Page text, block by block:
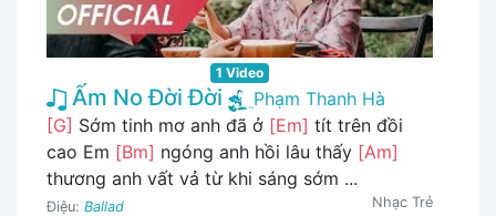
1 Video
Ấm No Đời Đời
Phạm Thanh Hà
[G] Sớm tinh mơ anh đã ở [Em] tít trên đồi
cao Em [Bm] ngóng anh hồi lâu thấy [Am]
thương anh vất vả từ khi sáng sớm ...
Điệu: Ballad Nhạc Trẻ